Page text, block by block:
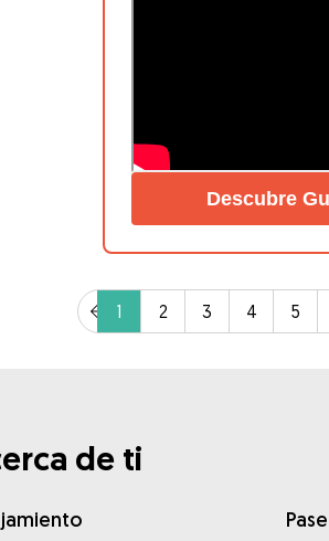
Descubre
1 2 3 4 5
de ti